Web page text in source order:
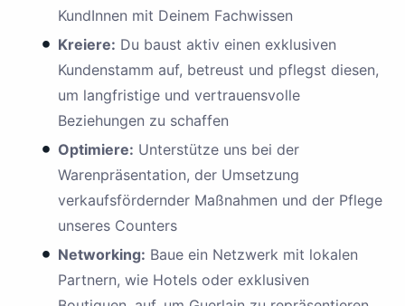
KundInnen mit Deinem Fachwissen
Kreiere: Du baust aktiv einen exklusiven
Kundenstamm auf, betreust und pflegst diesen,
um langfristige und vertrauensvolle
Beziehungen zu schaffen
Optimiere: Unterstütze uns bei der
Warenpräsentation, der Umsetzung
verkaufsfördernder Maßnahmen und der Pflege
unseres Counters
Networking: Baue ein Netzwerk mit lokalen
Partnern, wie Hotels oder exklusiven